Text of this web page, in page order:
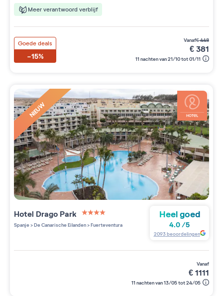
Meer verantwoord verblijf
Goede deals
-15%
vanaf€448
€381
11 nachten van 21/10 tot 01/11
NIEUW
Hotel Drago Park
4 étoiles sur 5
Spanje>De Canarische Eilanden>Fuerteventura
Heel goed
4.0/5
2093beoordelingen
vanaf
€1111
11 nachten van 13/05 tot 24/05